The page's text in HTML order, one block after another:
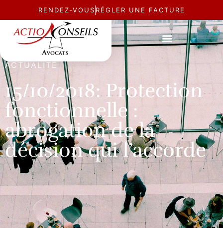
RENDEZ-VOUS RÉGLER UNE FACTURE
ACTUALITÉ
15/10/2018: Protection
fonctionnelle :
abrogation de la
décision qui l’accorde